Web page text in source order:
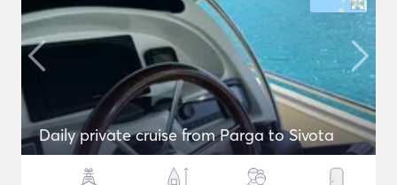
Daily private cruise from Parga to Sivota